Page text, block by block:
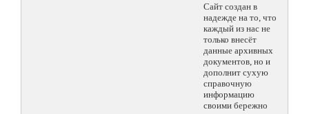
Сайт создан в
надежде на то, что
каждый из нас не
только внесёт
данные архивных
документов, но и
дополнит сухую
справочную
информацию
своими бережно